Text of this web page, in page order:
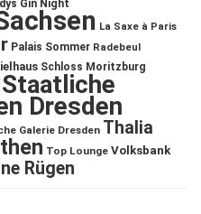
Gin Night
La Saxe à Paris
Palais Sommer Radebeul
Schloss Moritzburg
Staatliche
Dresden
Galerie Dresden Thalia
Top Lounge Volksbank
Rügen